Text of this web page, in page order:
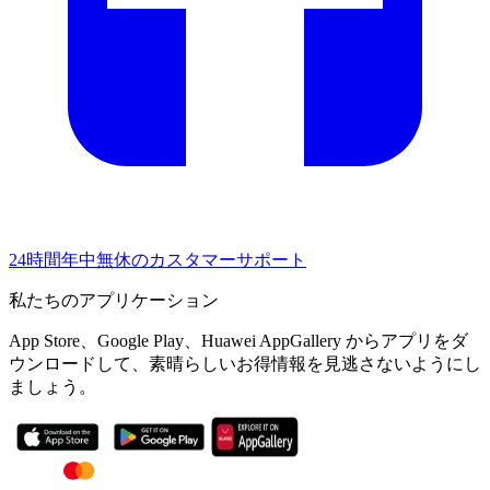
24時間年中無休のカスタマーサポート
私たちのアプリケーション
App Store、Google Play、Huawei AppGallery からアプリをダ
ウンロードして、素晴らしいお得情報を見逃さないようにし
ましょう。